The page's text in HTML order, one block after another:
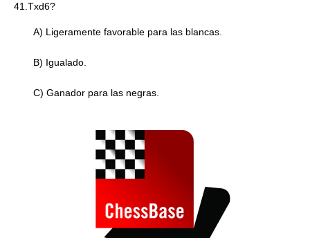
41.Txd6?
A) Ligeramente favorable para las blancas.
B) Igualado.
C) Ganador para las negras.